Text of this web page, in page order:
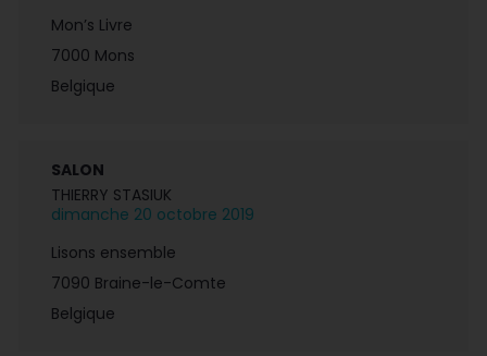
Mon’s Livre
7000 Mons
Belgique
SALON
THIERRY STASIUK
dimanche 20 octobre 2019
Lisons ensemble
7090 Braine-le-Comte
Belgique